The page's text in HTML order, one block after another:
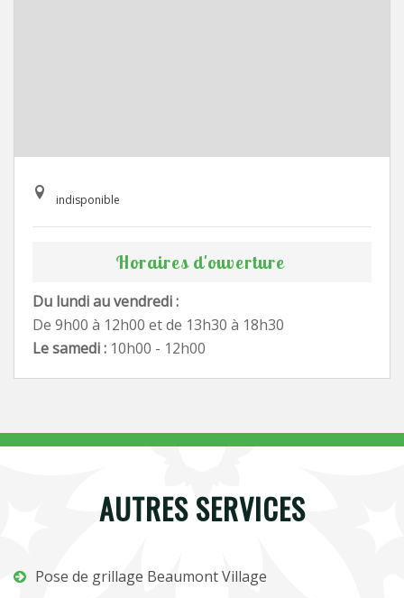
indisponible
Horaires d'ouverture
Du lundi au vendredi :
De 9h00 à 12h00 et de 13h30 à 18h30
Le samedi : 10h00 - 12h00
AUTRES SERVICES
Pose de grillage Beaumont Village